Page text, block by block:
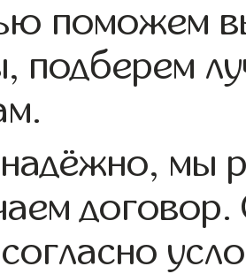
поможем
подберем
мы
договор.